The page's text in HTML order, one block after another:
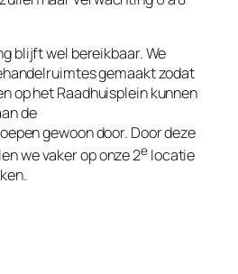
blijft wel bereikbaar. We
gemaakt zodat
op het Raadhuisplein kunnen
de
gewoon door. Door deze
we vaker op onze 2e locatie